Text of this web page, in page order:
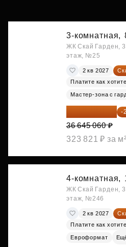
3-комнатная,
ЖК Скай Гарден, 3
этаж, №25
2 кв 2027
Платите как хотите
Мастер-зона с
28 949 597 ₽ -
36 645 060 ₽
323 821 ₽ за м²
4-комнатная,
ЖК Скай Гарден, 3
этаж, №246
2 кв 2027
Платите как хотите
Евроформат